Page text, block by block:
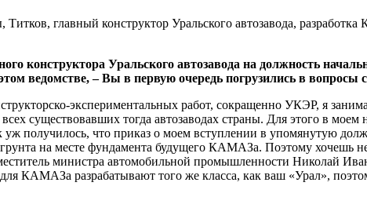
конструктора Уральского автозавода на должность
ведомстве, – Вы в первую очередь погрузились в вопросы
экспериментальных работ, сокращенно УКЭР, я
существовавших тогда автозаводах страны. Для этого в
получилось, что приказ о моем вступлении в упомянутую
на месте фундамента будущего КАМАЗа. Поэтому хочешь
министра автомобильной промышленности Николай
КАМАЗа разрабатывают того же класса, как ваш «Урал»,